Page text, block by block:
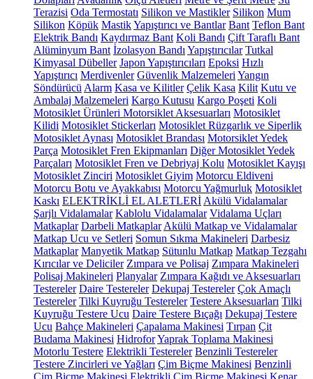
Terazisi Oda Termostatı Silikon ve Mastikler Silikon Mum
Silikon Köpük MastikYapıştırıcı ve Bantlar Bant Teflon Bant
Elektrik Bandı Kaydırmaz Bant Koli Bandı Çift Taraflı Bant
Alüminyum Bant İzolasyon Bandı Yapıştırıcılar Tutkal
Kimyasal Dübeller Japon Yapıştırıcıları Epoksi Hızlı
Yapıştırıcı Merdivenler Güvenlik Malzemeleri Yangın
Söndürücü Alarm Kasa ve Kilitler Çelik Kasa Kilit Kutu ve
Ambalaj Malzemeleri Kargo Kutusu Kargo Poşeti Koli
Motosiklet Ürünleri Motorsiklet Aksesuarları Motosiklet
Kilidi Motosiklet Stickerları Motosiklet Rüzgarlık ve Siperlik
Motosiklet Aynası Motosiklet Brandası Motorsiklet Yedek
Parça Motosiklet Fren Ekipmanları Diğer Motosiklet Yedek
Parçaları Motosiklet Fren ve Debriyaj Kolu Motosiklet Kayışı
Motosiklet Zinciri Motosiklet Giyim Motorcu Eldiveni
Motorcu Botu ve Ayakkabısı Motorcu Yağmurluk Motosiklet
Kaskı ELEKTRİKLİ EL ALETLERİ Akülü Vidalamalar
Şarjlı Vidalamalar Kablolu Vidalamalar Vidalama Uçları
Matkaplar Darbeli Matkaplar Akülü Matkap ve Vidalamalar
Matkap Ucu ve Setleri Somun Sıkma Makineleri Darbesiz
Matkaplar Manyetik Matkap Sütunlu Matkap Matkap Tezgahı
Kırıcılar ve Deliciler Zımpara ve Polisaj Zımpara Makineleri
Polisaj Makineleri Planyalar Zımpara Kağıdı ve Aksesuarları
Testereler Daire Testereler Dekupaj Testereler Çok Amaçlı
Testereler Tilki Kuyruğu Testereler Testere Aksesuarları Tilki
Kuyruğu Testere Ucu Daire Testere Bıçağı Dekupaj Testere
Ucu Bahçe Makineleri Çapalama Makinesi Tırpan Çit
Budama Makinesi HidroforYaprak Toplama Makinesi
Motorlu Testere Elektrikli Testereler Benzinli Testereler
Testere Zincirleri ve Yağları Çim Biçme Makinesi Benzinli
Çim Biçme Makinesi Elektrikli Çim Biçme Makinesi Kenar